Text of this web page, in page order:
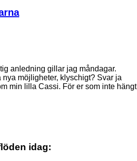
anledning gillar jag måndagar.
nya möjligheter, klyschigt? Svar ja
min lilla Cassi. För er som inte hängt
idag: